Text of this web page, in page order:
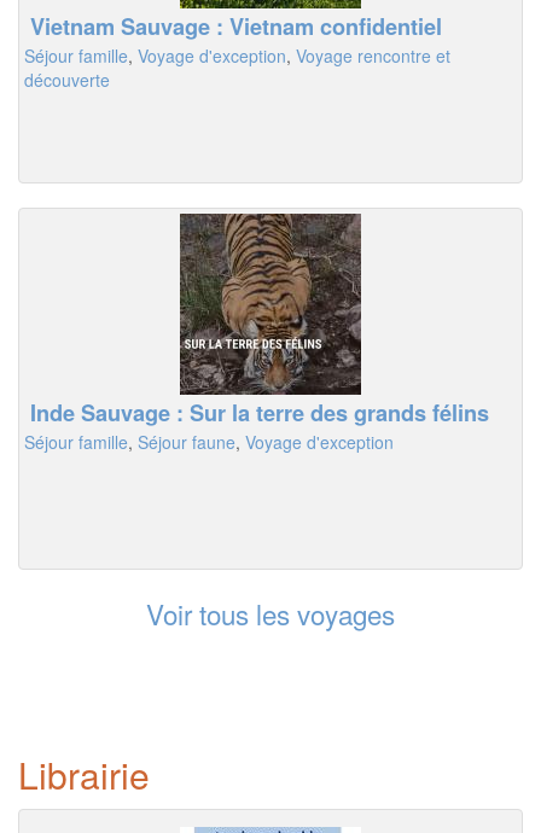
Vietnam Sauvage : Vietnam confidentiel
Séjour famille, Voyage d'exception, Voyage rencontre et
découverte
Inde Sauvage : Sur la terre des grands félins
Séjour famille, Séjour faune, Voyage d'exception
Voir tous les voyages
Librairie